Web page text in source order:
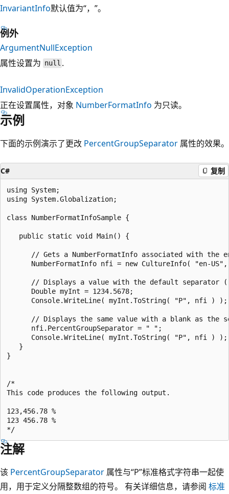
InvariantInfo默认值为“，”。
例外
ArgumentNullException
属性设置为 null .
InvalidOperationException
正在设置属性，对象 NumberFormatInfo 为只读。
示例
下面的示例演示了更改 PercentGroupSeparator 属性的效果。
C# 复制
using System;
using System.Globalization;
class NumberFormatInfoSample {
   public static void Main() {
// Gets a NumberFormatInfo associated with the
NumberFormatInfo nfi = new CultureInfo( "en-
// Displays a value with the default separator
      Double myInt = 1234.5678;
      Console.WriteLine( myInt.ToString( "P", nfi ) );
// Displays the same value with a blank as the
      nfi.PercentGroupSeparator = " ";
      Console.WriteLine( myInt.ToString( "P", nfi ) );
   }
}
/*
This code produces the following output.
123,456.78 %
123 456.78 %
注解
该 PercentGroupSeparator 属性与“P”标准格式字符串一起使
用，用于定义分隔整数组的符号。 有关详细信息，请参阅 标准